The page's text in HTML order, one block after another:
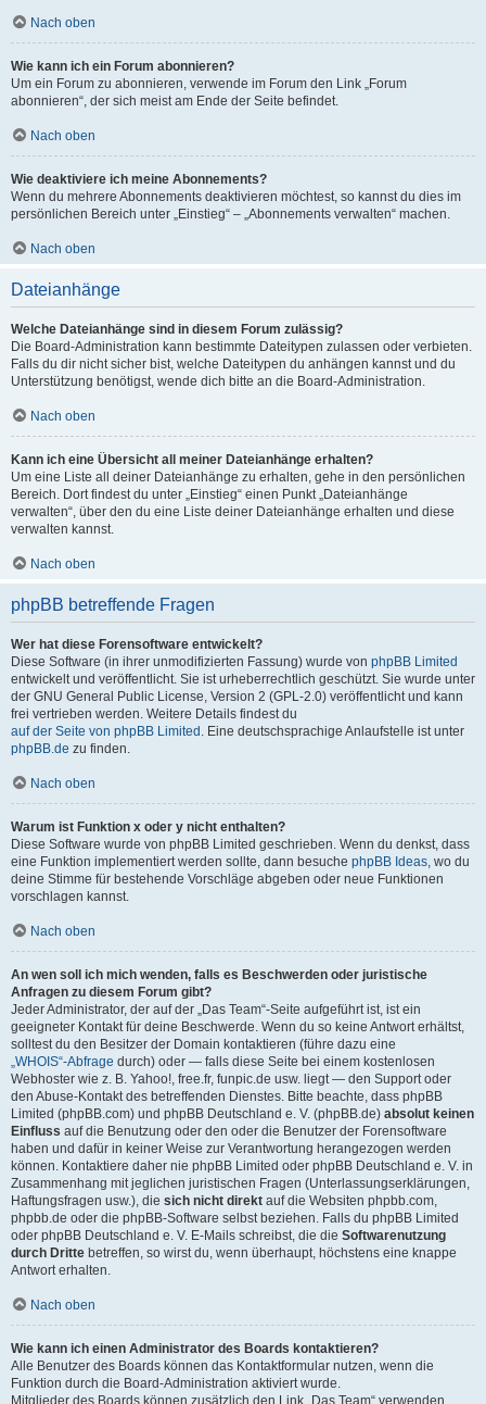
Nach oben
Wie kann ich ein Forum abonnieren?
Um ein Forum zu abonnieren, verwende im Forum den Link „Forum
abonnieren“, der sich meist am Ende der Seite befindet.
Nach oben
Wie deaktiviere ich meine Abonnements?
Wenn du mehrere Abonnements deaktivieren möchtest, so kannst du dies im
persönlichen Bereich unter „Einstieg“ – „Abonnements verwalten“ machen.
Nach oben
Dateianhänge
Welche Dateianhänge sind in diesem Forum zulässig?
Die Board-Administration kann bestimmte Dateitypen zulassen oder verbieten.
Falls du dir nicht sicher bist, welche Dateitypen du anhängen kannst und du
Unterstützung benötigst, wende dich bitte an die Board-Administration.
Nach oben
Kann ich eine Übersicht all meiner Dateianhänge erhalten?
Um eine Liste all deiner Dateianhänge zu erhalten, gehe in den persönlichen
Bereich. Dort findest du unter „Einstieg“ einen Punkt „Dateianhänge
verwalten“, über den du eine Liste deiner Dateianhänge erhalten und diese
verwalten kannst.
Nach oben
phpBB betreffende Fragen
Wer hat diese Forensoftware entwickelt?
Diese Software (in ihrer unmodifizierten Fassung) wurde von phpBB Limited
entwickelt und veröffentlicht. Sie ist urheberrechtlich geschützt. Sie wurde unter
der GNU General Public License, Version 2 (GPL-2.0) veröffentlicht und kann
frei vertrieben werden. Weitere Details findest du
auf der Seite von phpBB Limited . Eine deutschsprachige Anlaufstelle ist unter
phpBB.de zu finden.
Nach oben
Warum ist Funktion x oder y nicht enthalten?
Diese Software wurde von phpBB Limited geschrieben. Wenn du denkst, dass
eine Funktion implementiert werden sollte, dann besuche phpBB Ideas, wo du
deine Stimme für bestehende Vorschläge abgeben oder neue Funktionen
vorschlagen kannst.
Nach oben
An wen soll ich mich wenden, falls es Beschwerden oder juristische
Anfragen zu diesem Forum gibt?
Jeder Administrator, der auf der „Das Team“-Seite aufgeführt ist, ist ein
geeigneter Kontakt für deine Beschwerde. Wenn du so keine Antwort erhältst,
solltest du den Besitzer der Domain kontaktieren (führe dazu eine
„WHOIS“-Abfrage durch) oder — falls diese Seite bei einem kostenlosen
Webhoster wie z. B. Yahoo!, free.fr, funpic.de usw. liegt — den Support oder
den Abuse-Kontakt des betreffenden Dienstes. Bitte beachte, dass phpBB
Limited (phpBB.com) und phpBB Deutschland e. V. (phpBB.de) absolut keinen
Einfluss auf die Benutzung oder den oder die Benutzer der Forensoftware
haben und dafür in keiner Weise zur Verantwortung herangezogen werden
können. Kontaktiere daher nie phpBB Limited oder phpBB Deutschland e. V. in
Zusammenhang mit jeglichen juristischen Fragen (Unterlassungserklärungen,
Haftungsfragen usw.), die sich nicht direkt auf die Websiten phpbb.com,
phpbb.de oder die phpBB-Software selbst beziehen. Falls du phpBB Limited
oder phpBB Deutschland e. V. E-Mails schreibst, die die Softwarenutzung
durch Dritte betreffen, so wirst du, wenn überhaupt, höchstens eine knappe
Antwort erhalten.
Nach oben
Wie kann ich einen Administrator des Boards kontaktieren?
Alle Benutzer des Boards können das Kontaktformular nutzen, wenn die
Funktion durch die Board-Administration aktiviert wurde.
Mitglieder des Boards können zusätzlich den Link „Das Team“ verwenden.